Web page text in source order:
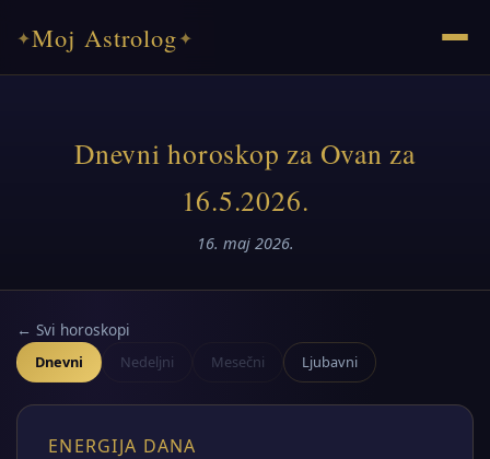
✦Moj Astrolog✦
Dnevni horoskop za Ovan za
16.5.2026.
16. maj 2026.
← Svi horoskopi
Dnevni Nedeljni Mesečni Ljubavni
ENERGIJA DANA